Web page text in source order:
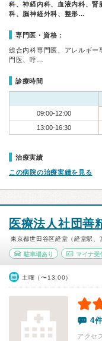
科、神経内科、血液内科、腎
科、脳神経外科、整形…
専門医・資格：
総合内科専門医、アレルギ
門医、呼…
診療時間
09:00-12:00
13:00-16:30
治療実績
この病院の治療実績を見る
医療法人社団善
東京都世田谷区経堂（経堂駅、
駐車場あり マイナ受
土曜（〜13:00）
4件
アクセ